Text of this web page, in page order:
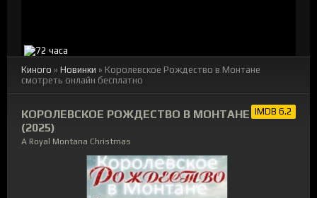
Киного » Новинки » Королевское Рождество в Монтане
смотреть онлайн бесплатно
КОРОЛЕВСКОЕ РОЖДЕСТВО В МОНТАНЕ
(2025)
A Royal Montana Christmas
IMDB 6.2